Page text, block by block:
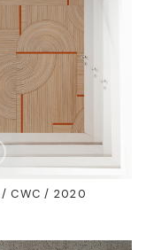
/CWC / 2020